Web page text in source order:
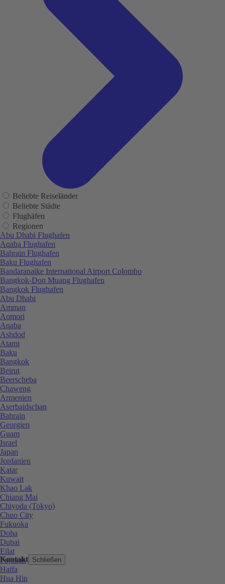
Kontakt Schließen
Beliebte Reiseländer
Beliebte Städte
Flughäfen
Regionen
Abu Dhabi Flughafen
Aqaba Flughafen
Bahrain Flughafen
Baku Flughafen
Bandaranaike International Airport Colombo
Bangkok-Don Muang Flughafen
Bangkok Flughafen
Abu Dhabi
Amman
Aomori
Aqaba
Ashdod
Atami
Baku
Bangkok
Beirut
Beerscheba
Chaweng
Armenien
Aserbaidschan
Bahrain
Georgien
Guam
Israel
Japan
Jordanien
Katar
Kuwait
Khao Lak
Chiang Mai
Chiyoda (Tokyo)
Chuo City
Fukuoka
Doha
Dubai
Eilat
Fujairah
Haifa
Hua Hin